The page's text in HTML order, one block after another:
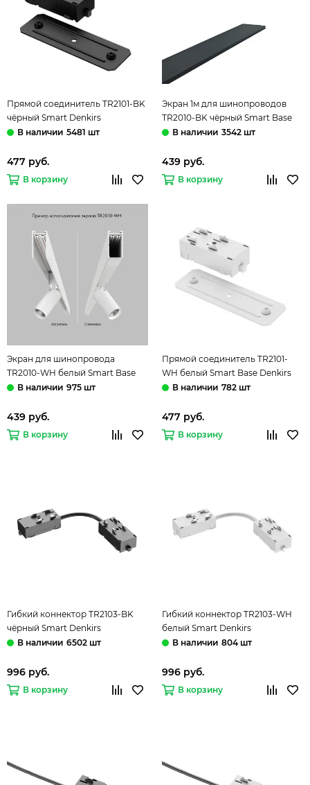
Прямой соединитель TR2101-BK
чёрный Smart Denkirs
5481 шт
477 руб.
В корзину
Экран 1м для шинопроводов
TR2010-BK чёрный Smart Base
Denkirs
3542 шт
439 руб.
В корзину
Экран для шинопровода
TR2010-WH белый Smart Base
Denkirs
975 шт
439 руб.
В корзину
Прямой соединитель TR2101-
WH белый Smart Base Denkirs
782 шт
477 руб.
В корзину
Гибкий коннектор TR2103-BK
чёрный Smart Denkirs
6502 шт
996 руб.
В корзину
Гибкий коннектор TR2103-WH
белый Smart Denkirs
804 шт
996 руб.
В корзину